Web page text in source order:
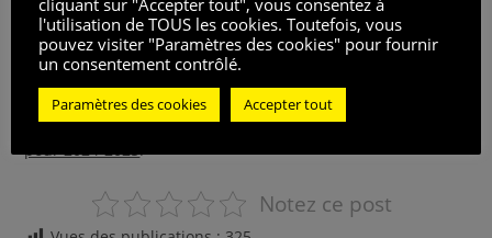
l’imperméable reste notre allié incontournable pour
affronter le monde extérieur avec style. De manière
similaire, d’autres tendances de mode connaissent des
évolutions significatives, comme illustré par
délaissés : une révolution sur les podiums et dans les rues
Notez ce post
l'utilisation de TOUS les cookies. Toutefois, vous
pouvez visiter "Paramètres des cookies" pour fournir
un consentement contrôlé.
Paramètres des cookies Accepter tout